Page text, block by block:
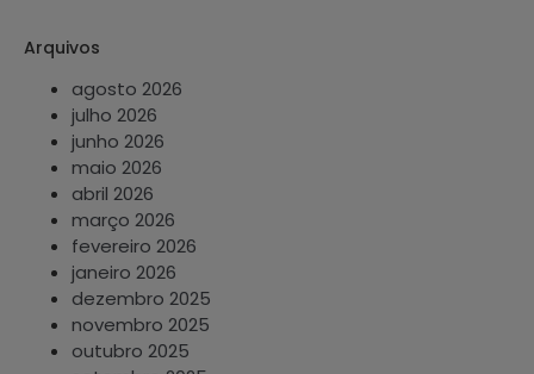
Arquivos
agosto 2026
julho 2026
junho 2026
maio 2026
abril 2026
março 2026
fevereiro 2026
janeiro 2026
dezembro 2025
novembro 2025
outubro 2025